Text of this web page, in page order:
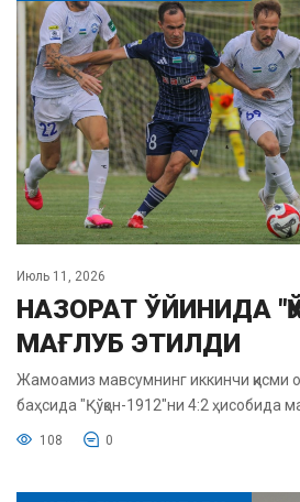
Июль 11, 2026
НАЗОРАТ ЎЙИНИДА
МАҒЛУБ ЭТИЛДИ
Жамоамиз мавсумнинг иккинчи қисми
баҳсида "Қўқон-1912"ни 4:2 ҳисобида
108 0